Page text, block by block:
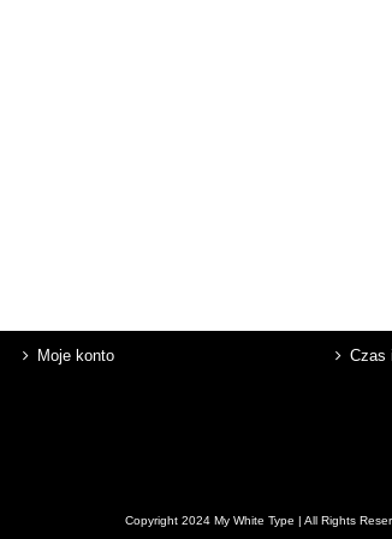
Moje konto Czas
Copyright 2024 My White Type | All Rights